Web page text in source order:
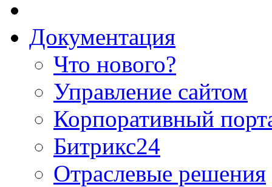
Документация
Что нового?
Управление сайтом
Корпоративный
Битрикс24
Отраслевые решения